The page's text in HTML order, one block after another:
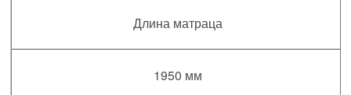
Длина матраца
1950 мм